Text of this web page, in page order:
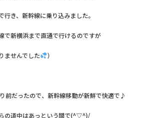
行き、新幹線に乗り込みました。
で新横浜まで直通で行けるのですが
ませんでした ）
前だったので、新幹線移動が新鮮で快適で♪
の道中はあっという間で(^▽^)/